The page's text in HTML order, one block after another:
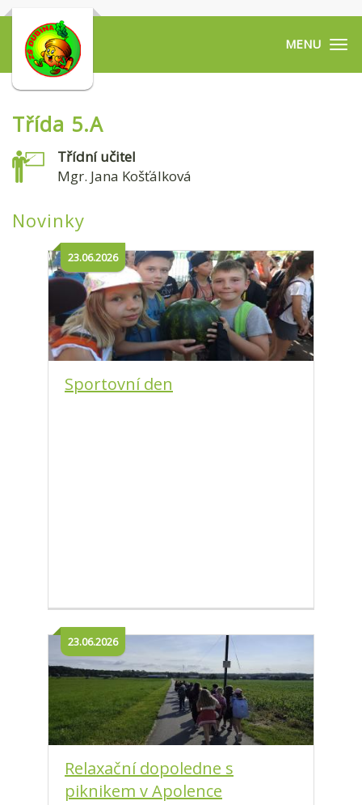
Třída 5.A
Třídní učitel
Mgr. Jana Košťálková
Novinky
Sportovní den
23.06.2026
Relaxační dopoledne s
piknikem v Apolence
23.06.2026